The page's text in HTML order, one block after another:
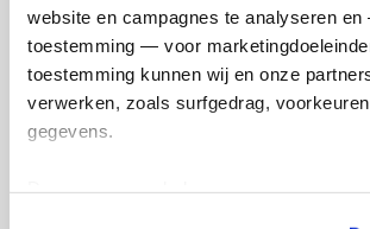
website en campagnes te analyseren
toestemming — voor
toestemming kunnen wij en onze
verwerken, zoals surfgedrag,
gegevens.